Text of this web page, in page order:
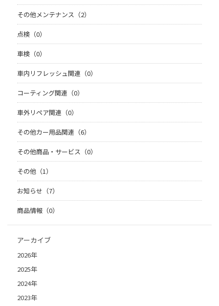
その他メンテナンス（2）
点検（0）
車検（0）
車内リフレッシュ関連（0）
コーティング関連（0）
車外リペア関連（0）
その他カー用品関連（6）
その他商品・サービス（0）
その他（1）
お知らせ（7）
商品情報（0）
アーカイブ
2026年
2025年
2024年
2023年